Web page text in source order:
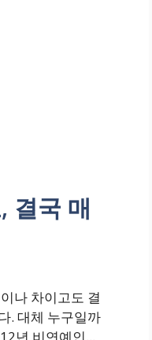
결국 매
나 차이고도 결
. 대체 누구일까